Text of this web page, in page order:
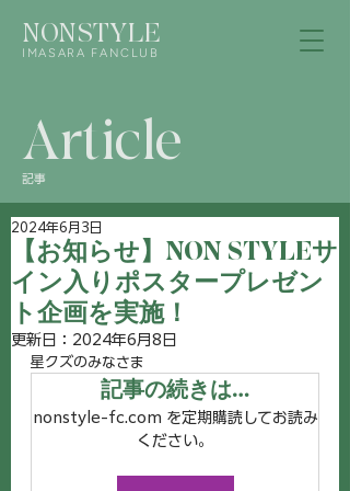
NONSTYLE
IMASARA FANCLUB
Article
記事
【お知らせ】NON STYLEサ
イン入りポスタープレゼン
ト企画を実施！
2024年6月3日
更新日： 2024年6月8日
星クズのみなさま
記事の続きは…
nonstyle-fc.com を定期購読してお読み
ください。